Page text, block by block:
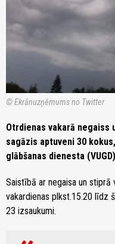
© Ekrānuzņēmums no Twitter
Otrdienas vakarā negaiss
sagāzis aptuveni 30
glābšanas dienesta
Saistībā ar negaisa un
vakardienas plkst.15.20 līdz
23 izsaukumi.